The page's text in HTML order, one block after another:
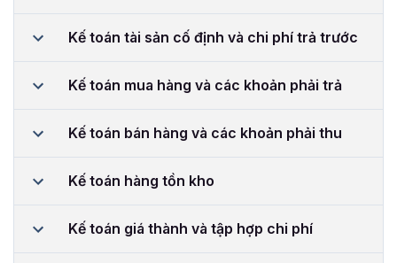
Kế toán tài sản cố định và chi phí trả trước
Kế toán mua hàng và các khoản phải trả
Kế toán bán hàng và các khoản phải thu
Kế toán hàng tồn kho
Kế toán giá thành và tập hợp chi phí